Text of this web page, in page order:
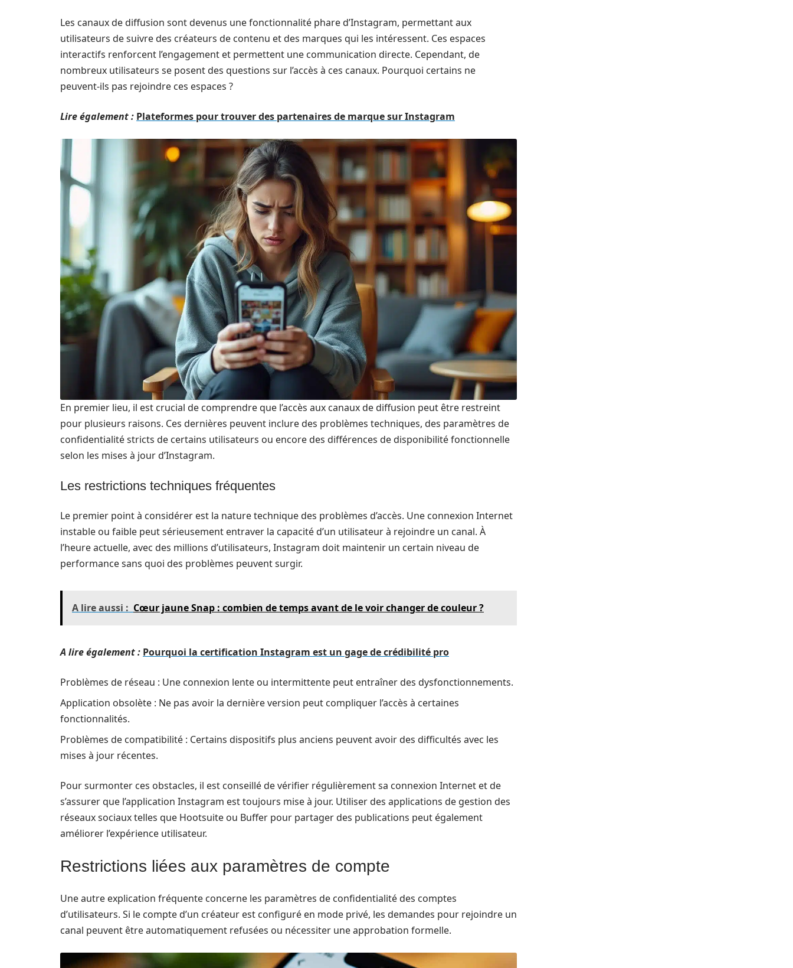
Les canaux de diffusion sont devenus une fonctionnalité phare d’Instagram, permettant aux
utilisateurs de suivre des créateurs de contenu et des marques qui les intéressent. Ces espaces
interactifs renforcent l’engagement et permettent une communication directe. Cependant, de
nombreux utilisateurs se posent des questions sur l’accès à ces canaux. Pourquoi certains ne
peuvent-ils pas rejoindre ces espaces ?
Lire également : Plateformes pour trouver des partenaires de marque sur Instagram
En premier lieu, il est crucial de comprendre que l’accès aux canaux de diffusion peut être restreint
pour plusieurs raisons. Ces dernières peuvent inclure des problèmes techniques, des paramètres de
confidentialité stricts de certains utilisateurs ou encore des différences de disponibilité fonctionnelle
selon les mises à jour d’Instagram.
Les restrictions techniques fréquentes
Le premier point à considérer est la nature technique des problèmes d’accès. Une connexion Internet
instable ou faible peut sérieusement entraver la capacité d’un utilisateur à rejoindre un canal. À
l’heure actuelle, avec des millions d’utilisateurs, Instagram doit maintenir un certain niveau de
performance sans quoi des problèmes peuvent surgir.
A lire aussi : Cœur jaune Snap : combien de temps avant de le voir changer de couleur ?
A lire également : Pourquoi la certification Instagram est un gage de crédibilité pro
Problèmes de réseau : Une connexion lente ou intermittente peut entraîner des dysfonctionnements.
Application obsolète : Ne pas avoir la dernière version peut compliquer l’accès à certaines
fonctionnalités.
Problèmes de compatibilité : Certains dispositifs plus anciens peuvent avoir des difficultés avec les
mises à jour récentes.
Pour surmonter ces obstacles, il est conseillé de vérifier régulièrement sa connexion Internet et de
s’assurer que l’application Instagram est toujours mise à jour. Utiliser des applications de gestion des
réseaux sociaux telles que Hootsuite ou Buffer pour partager des publications peut également
améliorer l’expérience utilisateur.
Restrictions liées aux paramètres de compte
Une autre explication fréquente concerne les paramètres de confidentialité des comptes
d’utilisateurs. Si le compte d’un créateur est configuré en mode privé, les demandes pour rejoindre un
canal peuvent être automatiquement refusées ou nécessiter une approbation formelle.